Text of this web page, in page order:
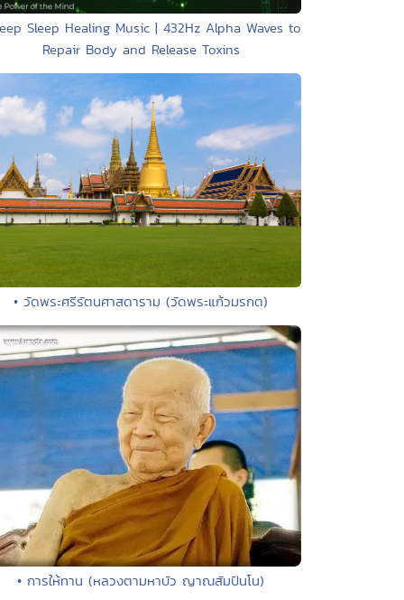
Sleep Healing Music | 432Hz Alpha Waves to
Repair Body and Release Toxins
• วัดพระศรีรัตนศาสดาราม (วัดพระแก้วมรกต)
• การให้ทาน (หลวงตามหาบัว ญาณสัมปันโน)